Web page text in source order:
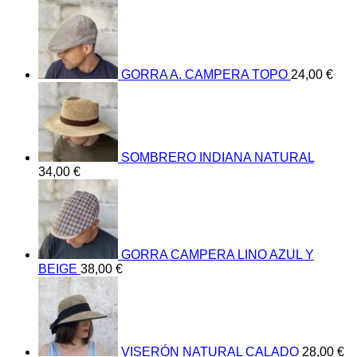
GORRA A. CAMPERA TOPO 24,00 €
SOMBRERO INDIANA NATURAL
34,00 €
GORRA CAMPERA LINO AZUL Y
BEIGE 38,00 €
VISERÓN NATURAL CALADO 28,00 €